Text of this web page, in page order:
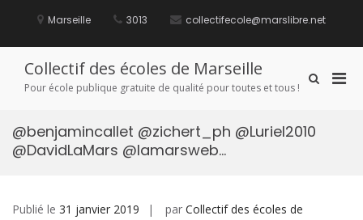
Marseille 3013 collectifecole@marslibre.net
Collectif des écoles de Marseille
Pour école publique gratuite de qualité pour toutes et tous !
Afficher
recherche
@benjamincallet @zichert_ph @Luriel2010
@DavidLaMars @lamarsweb…
Publié le 31 janvier 2019 par Collectif des écoles de